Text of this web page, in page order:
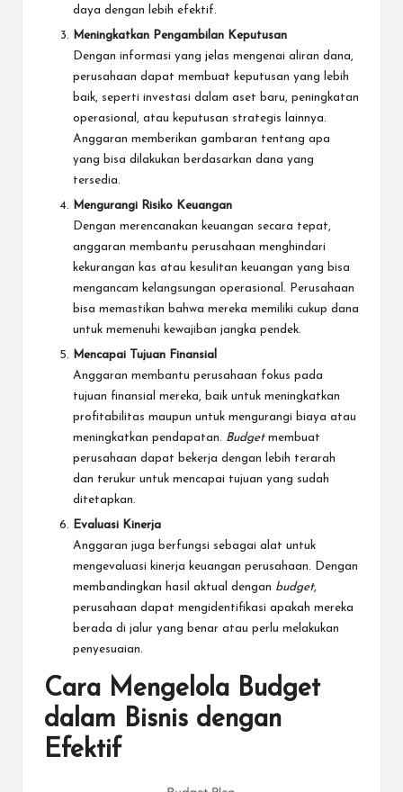
daya dengan lebih efektif.
Meningkatkan Pengambilan Keputusan
Dengan informasi yang jelas mengenai aliran dana,
perusahaan dapat membuat keputusan yang lebih
baik, seperti investasi dalam aset baru, peningkatan
operasional, atau keputusan strategis lainnya.
Anggaran memberikan gambaran tentang apa
yang bisa dilakukan berdasarkan dana yang
tersedia.
Mengurangi Risiko Keuangan
Dengan merencanakan keuangan secara tepat,
anggaran membantu perusahaan menghindari
kekurangan kas atau kesulitan keuangan yang bisa
mengancam kelangsungan operasional. Perusahaan
bisa memastikan bahwa mereka memiliki cukup dana
untuk memenuhi kewajiban jangka pendek.
Mencapai
Tujuan Finansial
Anggaran membantu perusahaan fokus pada
tujuan finansial mereka, baik untuk meningkatkan
profitabilitas maupun untuk mengurangi biaya atau
meningkatkan pendapatan. Budget membuat
perusahaan dapat bekerja dengan lebih terarah
dan terukur untuk mencapai tujuan yang sudah
ditetapkan.
Evaluasi Kinerja
Anggaran juga berfungsi sebagai alat untuk
mengevaluasi kinerja keuangan perusahaan. Dengan
membandingkan hasil aktual dengan budget,
perusahaan dapat mengidentifikasi apakah mereka
berada di jalur yang benar atau perlu melakukan
penyesuaian.
Cara Mengelola Budget
dalam Bisnis dengan
Efektif